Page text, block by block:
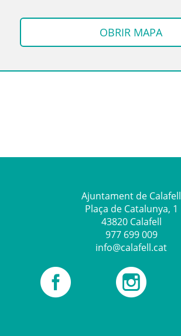
OBRIR MAPA
Ajuntament de Calafell
Plaça de Catalunya, 1
43820 Calafell
977 699 009
info@calafell.cat
Social linksL'Ajuntament de Calafell a Facebook
Instagram